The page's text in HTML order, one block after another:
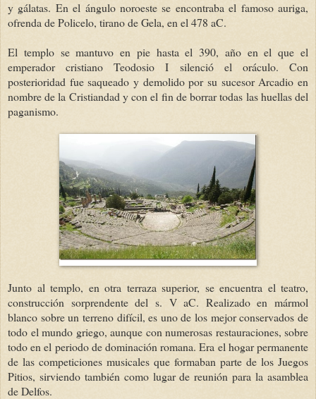
y gálatas. En el ángulo noroeste se encontraba el famoso auriga,
ofrenda de Policelo, tirano de Gela, en el 478 aC.
El templo se mantuvo en pie hasta el 390, año en el que el
emperador cristiano Teodosio I silenció el oráculo. Con
posterioridad fue saqueado y demolido por su sucesor Arcadio en
nombre de la Cristiandad y con el fin de borrar todas las huellas del
paganismo.
Junto al templo, en otra terraza superior, se encuentra el teatro,
construcción sorprendente del s. V aC. Realizado en mármol
blanco sobre un terreno difícil, es uno de los mejor conservados de
todo el mundo griego, aunque con numerosas restauraciones, sobre
todo en el periodo de dominación romana. Era el hogar permanente
de las competiciones musicales que formaban parte de los Juegos
Pitios, sirviendo también como lugar de reunión para la asamblea
de Delfos.